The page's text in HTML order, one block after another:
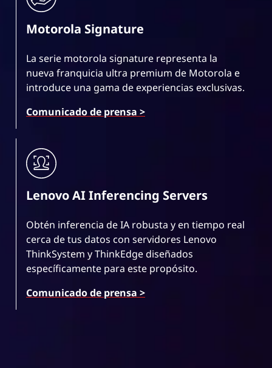
Motorola Signature
La serie motorola signature representa la
nueva franquicia ultra premium de Motorola e
introduce una gama de experiencias exclusivas.
Comunicado de prensa >
Lenovo AI Inferencing Servers
Obtén inferencia de IA robusta y en tiempo real
cerca de tus datos con servidores Lenovo
ThinkSystem y ThinkEdge diseñados
específicamente para este propósito.
Comunicado de prensa >